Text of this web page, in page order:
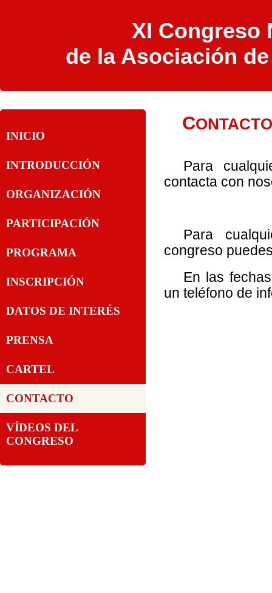
XI Congreso
de la Asociación
INICIO
INTRODUCCIÓN
ORGANIZACIÓN
PARTICIPACIÓN
PROGRAMA
INSCRIPCIÓN
DATOS DE INTERÉS
PRENSA
CARTEL
CONTACTO
VÍDEOS DEL
CONGRESO
CONTACTO
Para
contacta con
Para
congreso
En las
un teléfono de